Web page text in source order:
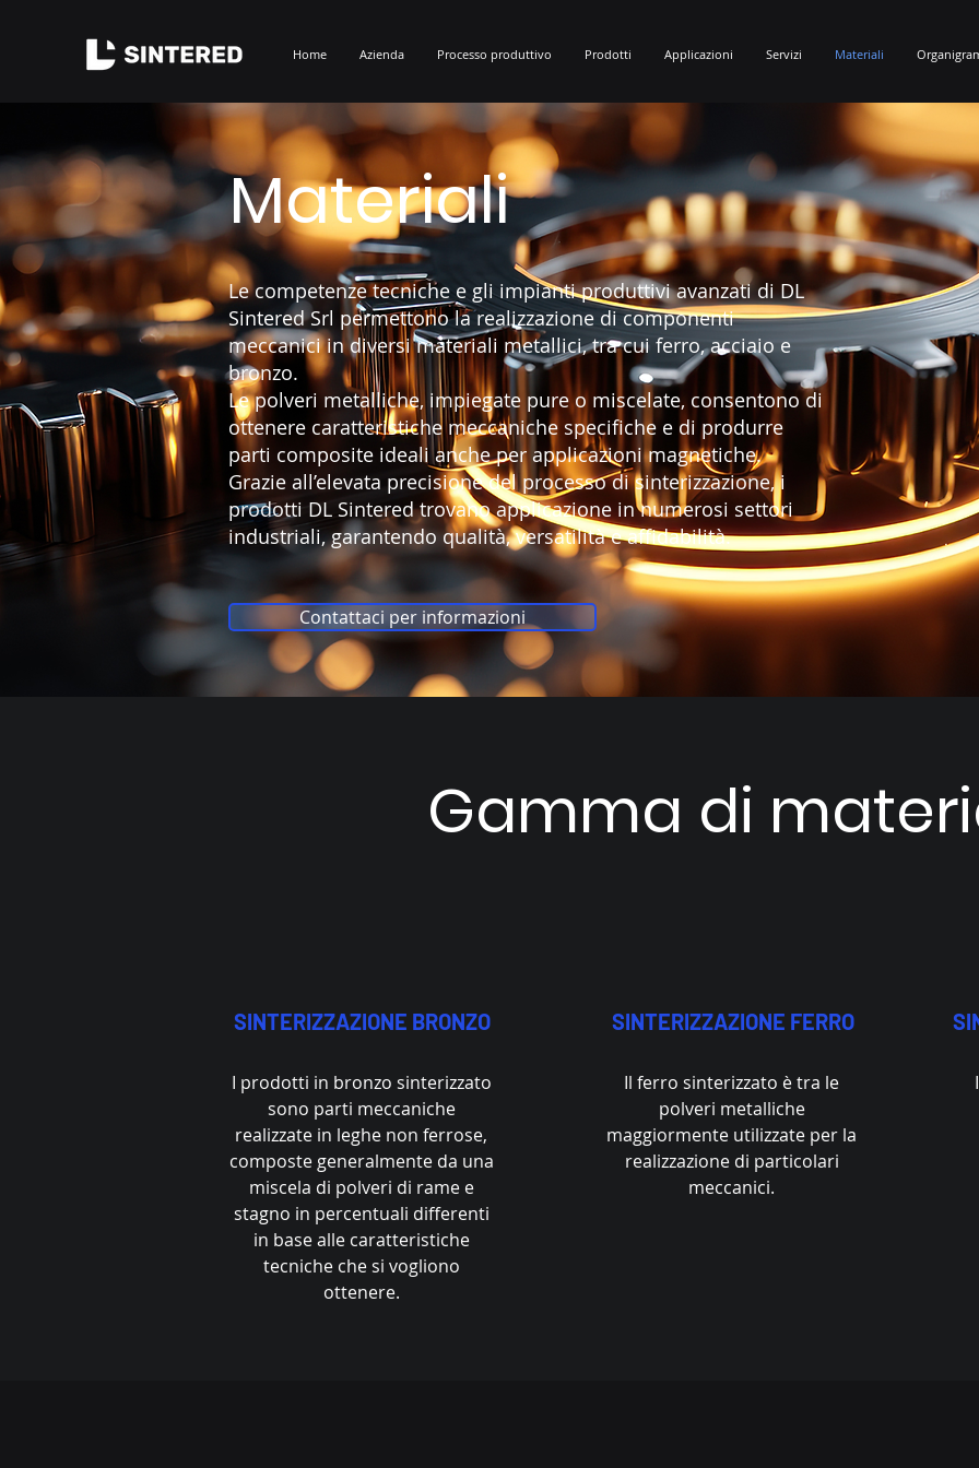
Home Azienda Processo produttivo Prodotti Applicazioni Servizi Materiali
Materiali
Le competenze tecniche e gli impianti produttivi avanzati di DL
Sintered Srl permettono la realizzazione di componenti
meccanici in diversi materiali metallici, tra cui ferro, acciaio e
bronzo.
Le polveri metalliche, impiegate pure o miscelate, consentono di
ottenere caratteristiche meccaniche specifiche e di produrre
parti composite ideali anche per applicazioni magnetiche.
Grazie all’elevata precisione del processo di sinterizzazione, i
prodotti DL Sintered trovano applicazione in numerosi settori
industriali, garantendo qualità, versatilità e affidabilità.
Contattaci per informazioni
Gamma di
SINTERIZZAZIONE BRONZO
I prodotti in bronzo sinterizzato
sono parti meccaniche
realizzate in leghe non ferrose,
composte generalmente da una
miscela di polveri di rame e
stagno in percentuali differenti
in base alle caratteristiche
tecniche che si vogliono
ottenere.
SINTERIZZAZIONE FERRO
Il ferro sinterizzato è tra le
polveri metalliche
maggiormente utilizzate per la
realizzazione di particolari
meccanici.